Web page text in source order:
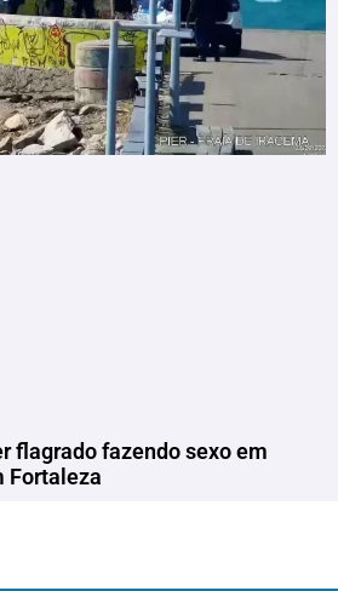
flagrado fazendo sexo em
Fortaleza